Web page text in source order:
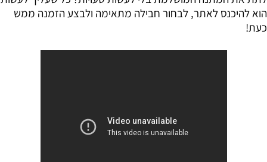
הוא להיכנס לאתר, לבחור חבילה מתאימה ולבצע הזמנה ממש
כעת!